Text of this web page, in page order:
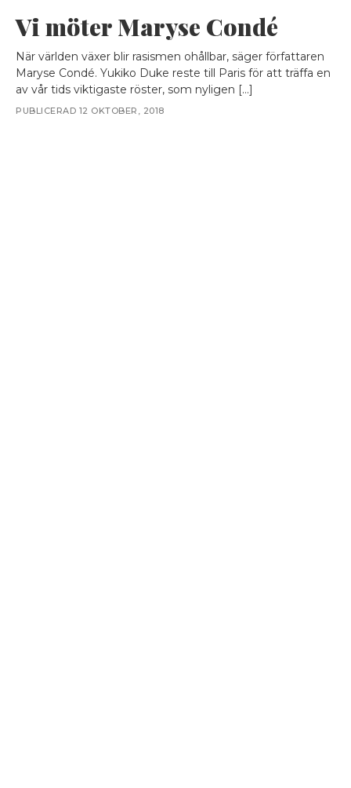
Vi möter Maryse Condé
När världen växer blir rasismen ohållbar, säger författaren
Maryse Condé. Yukiko Duke reste till Paris för att träffa en
av vår tids viktigaste röster, som nyligen […]
PUBLICERAD 12 OKTOBER, 2018